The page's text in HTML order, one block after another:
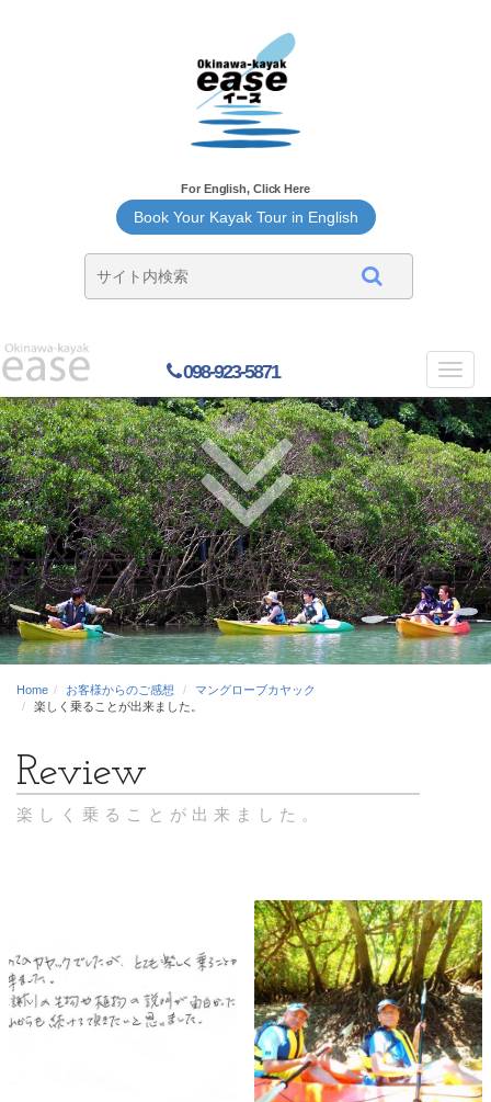
For English, Click Here
Book Your Kayak Tour in English
098-923-5871
Home お客様からのご感想
マングローブカヤック
楽しく乗ることが出来ました。
楽しく乗ることが出来ました。